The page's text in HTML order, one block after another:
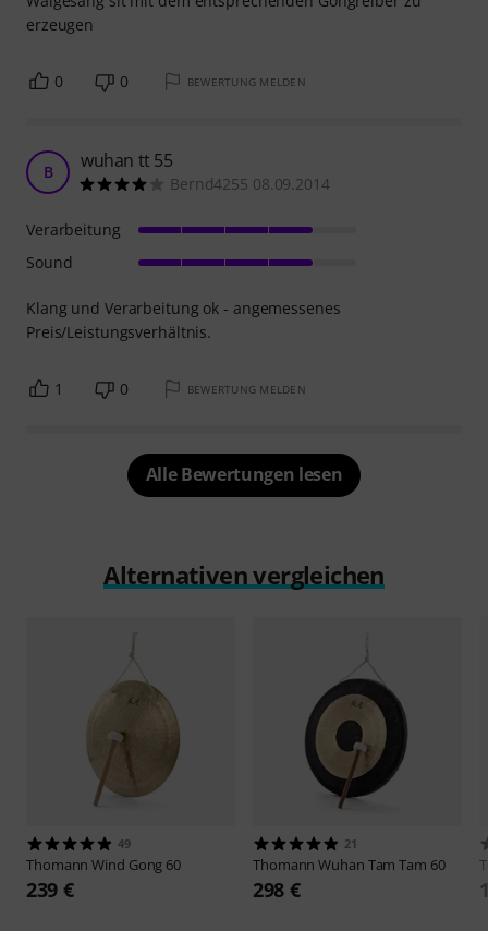
erzeugen
0 0 BEWERTUNG MELDEN
B wuhan tt 55
Bernd4255 08.09.2014
Klang und Verarbeitung ok - angemessenes
Preis/Leistungsverhältnis.
Verarbeitung
Sound
1 0 BEWERTUNG MELDEN
Alle Bewertungen lesen
Alternativen vergleichen
49
ThomannWind Gong 60
239 €
21
ThomannWuhan Tam Tam 60
298 €